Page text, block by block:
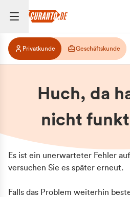
Privatkunde Geschäftskunde
Huch, da
nicht
Es ist ein unerwarteter Fehler
versuchen Sie es später erneut.
Falls das Problem weiterhin